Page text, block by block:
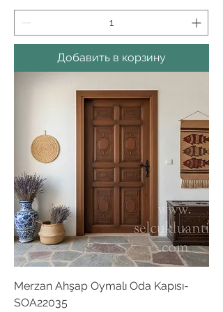
Добавить в корзину
Merzan Ahşap Oymalı Oda Kapısı-
SOA22035